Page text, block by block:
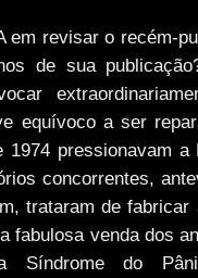
em revisar o recém-
de sua
equívoco a ser
1974 pressionavam a
concorrentes,
trataram de fabricar
fabulosa venda dos
Síndrome do